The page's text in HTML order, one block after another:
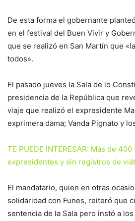
De esta forma el gobernante
en el festival del Buen Vivir y
que se realizó en San Martín que
todos».
El pasado jueves la Sala de lo
presidencia de la República que
viaje que realizó el expresidente
exprimera dama; Vanda Pignato y
TE PUEDE INTERESAR: Más de
expresidentes y sin registros de
El mandatario, quien en otras
solidaridad con Funes, reiteró que
sentencia de la Sala pero instó a